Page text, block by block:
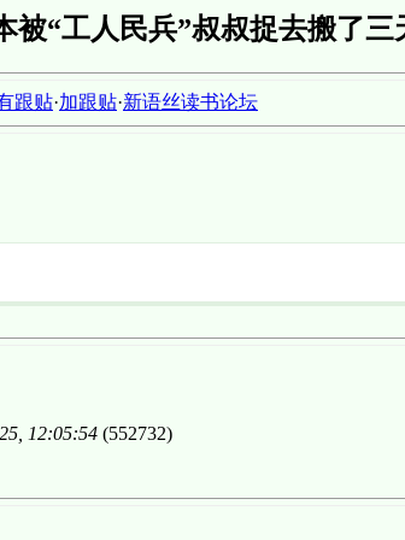
“工人民兵”叔叔捉去搬了三
跟贴·加跟贴·新语丝读书论坛
12:05:54 (552732)